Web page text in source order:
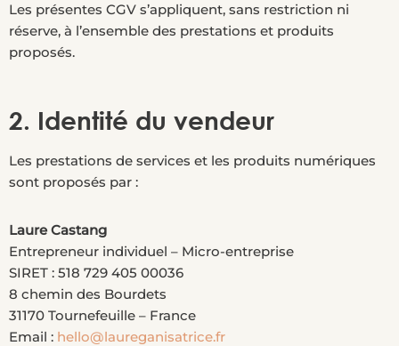
Les présentes CGV s’appliquent, sans restriction ni
réserve, à l’ensemble des prestations et produits
proposés.
2. Identité du vendeur
Les prestations de services et les produits numériques
sont proposés par :
Laure Castang
Entrepreneur individuel – Micro-entreprise
SIRET : 518 729 405 00036
8 chemin des Bourdets
31170 Tournefeuille – France
Email : hello@laureganisatrice.fr